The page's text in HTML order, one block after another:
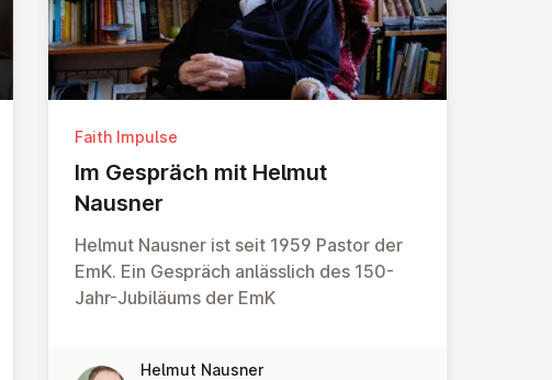
Faith Impulse
Im Gespräch mit Helmut
Nausner
Helmut Nausner ist seit 1959 Pastor der
EmK. Ein Gespräch anlässlich des 150-
Jahr-Jubiläums der EmK
Helmut Nausner